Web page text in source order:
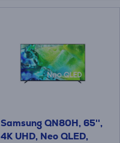
Samsung QN80H, 65'',
4K UHD, Neo QLED,